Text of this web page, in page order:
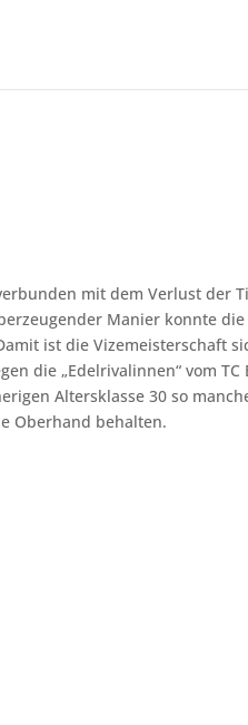
mit dem Verlust der
Manier konnte
ist die Vizemeisterschaft
die „Edelrivalinnen“ vom
Altersklasse 30 so
Oberhand behalten.